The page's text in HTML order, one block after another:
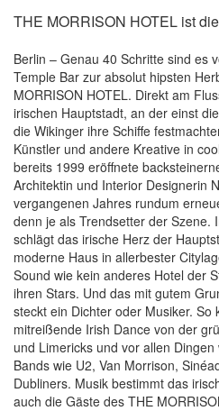
THE MORRISON HOTEL ist
Berlin – Genau 40 Schritte sind es
Temple Bar zur absolut hipsten
MORRISON HOTEL. Direkt am
irischen Hauptstadt, an der einst
die Wikinger ihre Schiffe
Künstler und andere Kreative in
bereits 1999 eröffnete
Architektin und Interior Designerin
vergangenen Jahres rundum
denn je als Trendsetter der Szene.
schlägt das irische Herz der
moderne Haus in allerbester
Sound wie kein anderes Hotel der
ihren Stars. Und das mit gutem
steckt ein Dichter oder Musiker.
mitreißende Irish Dance von der
und Limericks und vor allen
Bands wie U2, Van Morrison,
Dubliners. Musik bestimmt das
auch die Gäste des THE